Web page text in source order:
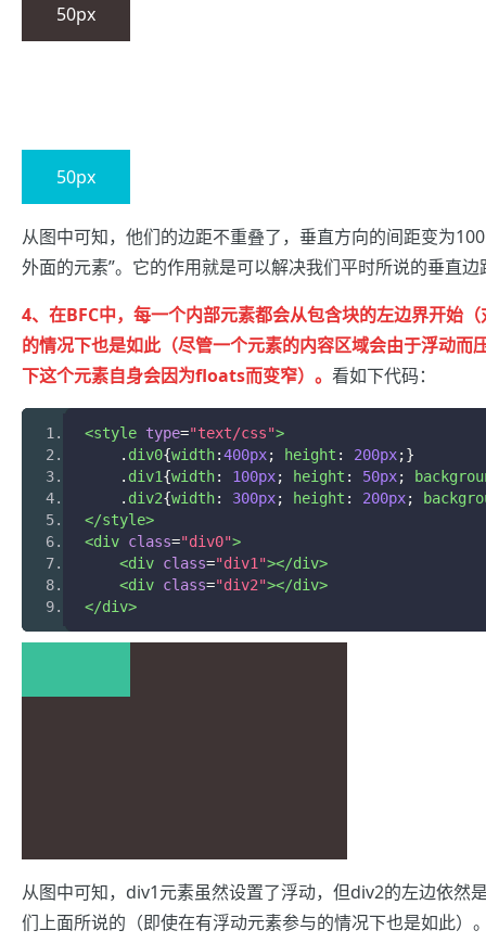
50px
50px
从图中可知，他们的边距不重叠了，垂直方向的间距变为
外面的元素”。它的作用就是可以解决我们平时所说的垂直
4、在BFC中，每一个内部元素都会从包含块的左边界开始
的情况下也是如此（尽管一个元素的内容区域会由于浮动
下这个元素自身会因为floats而变窄）。 看如下代码：
<style type="text/css">
. div0{width:400px; height : 200px;}
. div1{width: 100px; height : 50px;
. div2{width: 300px; height : 200px;
</style>
<div class="div0">
<div class="div1"></div>
<div class="div2"></div>
</div>
从图中可知，div1元素虽然设置了浮动，但div2的左边依
们上面所说的（即使在有浮动元素参与的情况下也是如此）